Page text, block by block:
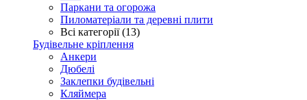
Паркани та огорожа
Пиломатеріали та деревні плити
Всі категорії (13)
Будівельне кріплення
Анкери
Дюбелі
Заклепки будівельні
Кляймера